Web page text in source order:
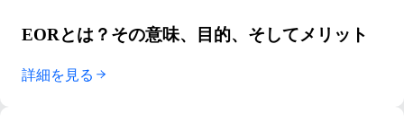
EORとは？その意味、目的、そしてメリット
詳細を見る